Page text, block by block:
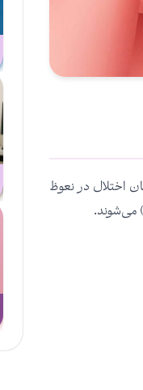
اختلال در نعوظ
می‌شوند.